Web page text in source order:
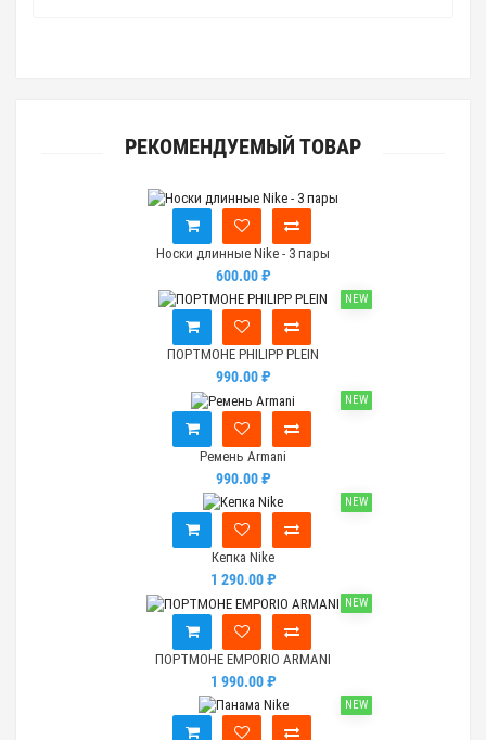
РЕКОМЕНДУЕМЫЙ ТОВАР
Носки длинные Nike - 3 пары
600.00 ₽
NEW
ПОРТМОНЕ PHILIPP PLEIN
990.00 ₽
NEW
Ремень Armani
990.00 ₽
NEW
Кепка Nike
1 290.00 ₽
NEW
ПОРТМОНЕ EMPORIO ARMANI
1 990.00 ₽
NEW